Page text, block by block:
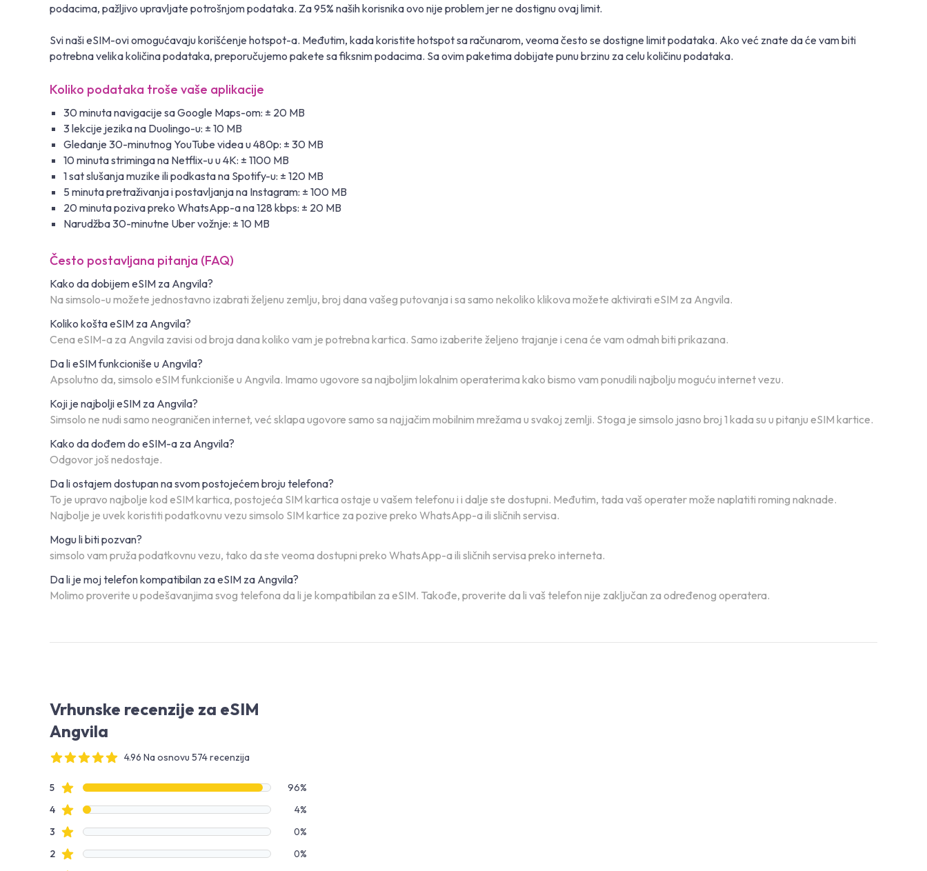
podacima, pažljivo upravljate potrošnjom podataka. Za 95% naših korisnika ovo nije problem jer ne dostignu ovaj limit.
Svi naši eSIM-ovi omogućavaju korišćenje hotspot-a. Međutim, kada koristite hotspot sa računarom, veoma često se dostigne limit podataka. Ako već znate da će vam biti
potrebna velika količina podataka, preporučujemo pakete sa fiksnim podacima. Sa ovim paketima dobijate punu brzinu za celu količinu podataka.
Koliko podataka troše vaše aplikacije
30 minuta navigacije sa Google Maps-om: ± 20 MB
3 lekcije jezika na Duolingo-u: ± 10 MB
Gledanje 30-minutnog YouTube videa u 480p: ± 30 MB
10 minuta striminga na Netflix-u u 4K: ± 1100 MB
1 sat slušanja muzike ili podkasta na Spotify-u: ± 120 MB
5 minuta pretraživanja i postavljanja na Instagram: ± 100 MB
20 minuta poziva preko WhatsApp-a na 128 kbps: ± 20 MB
Narudžba 30-minutne Uber vožnje: ± 10 MB
Često postavljana pitanja (FAQ)
Kako da dobijem eSIM za Angvila?
Na simsolo-u možete jednostavno izabrati željenu zemlju, broj dana vašeg putovanja i sa samo nekoliko klikova možete aktivirati eSIM za Angvila.
Koliko košta eSIM za Angvila?
Cena eSIM-a za Angvila zavisi od broja dana koliko vam je potrebna kartica. Samo izaberite željeno trajanje i cena će vam odmah biti prikazana.
Da li eSIM funkcioniše u Angvila?
Apsolutno da, simsolo eSIM funkcioniše u Angvila. Imamo ugovore sa najboljim lokalnim operaterima kako bismo vam ponudili najbolju moguću internet vezu.
Koji je najbolji eSIM za Angvila?
Simsolo ne nudi samo neograničen internet, već sklapa ugovore samo sa najjačim mobilnim mrežama u svakoj zemlji. Stoga je simsolo jasno broj 1 kada su u pitanju eSIM kartice.
Kako da dođem do eSIM-a za Angvila?
Odgovor još nedostaje.
Da li ostajem dostupan na svom postojećem broju telefona?
To je upravo najbolje kod eSIM kartica, postojeća SIM kartica ostaje u vašem telefonu i i dalje ste dostupni. Međutim, tada vaš operater može naplatiti roming naknade.
Najbolje je uvek koristiti podatkovnu vezu simsolo SIM kartice za pozive preko WhatsApp-a ili sličnih servisa.
Mogu li biti pozvan?
simsolo vam pruža podatkovnu vezu, tako da ste veoma dostupni preko WhatsApp-a ili sličnih servisa preko interneta.
Da li je moj telefon kompatibilan za eSIM za Angvila?
Molimo proverite u podešavanjima svog telefona da li je kompatibilan za eSIM. Takođe, proverite da li vaš telefon nije zaključan za određenog operatera.
Vrhunske recenzije za eSIM
Angvila
4.96 Na osnovu 574 recenzija
Podaci o recenzijama
5Zvezdice recenzija
96%
4Zvezdice recenzija
4%
3 Zvezdice recenzija
0%
2Zvezdice recenzija
0%